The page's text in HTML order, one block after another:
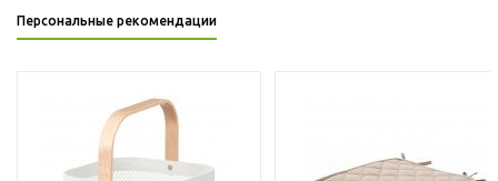
Персональные рекомендации